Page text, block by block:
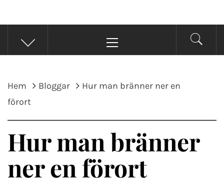
meny
Hem Bloggar
Hur man bränner ner en
förort
Hur man bränner
ner en förort